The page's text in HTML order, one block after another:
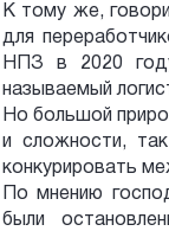
К тому же,
для
НПЗ в 2020
называемый
Но большой
и сложности,
конкурировать
По мнению
были